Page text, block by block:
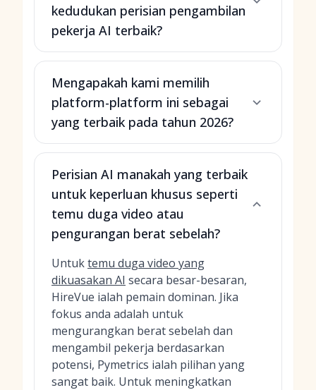
kedudukan perisian pengambilan
pekerja AI terbaik?
Mengapakah kami memilih
platform-platform ini sebagai
yang terbaik pada tahun 2026?
Perisian AI manakah yang terbaik
untuk keperluan khusus seperti
temu duga video atau
pengurangan berat sebelah?
Untuktemu duga video yang
dikuasakan AI secara besar-besaran,
HireVue ialah pemain dominan. Jika
fokus anda adalah untuk
mengurangkan berat sebelah dan
mengambil pekerja berdasarkan
potensi, Pymetrics ialah pilihan yang
sangat baik. Untuk meningkatkan